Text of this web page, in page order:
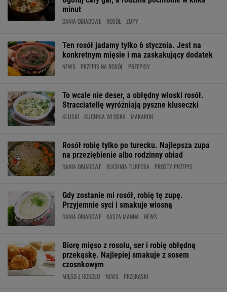
minut
DANIA OBIADOWE ROSÓŁ ZUPY
Ten rosół jadamy tylko 6 stycznia. Jest na
konkretnym mięsie i ma zaskakujący dodatek
NEWS PRZEPIS NA ROSÓŁ PRZEPISY
To wcale nie deser, a obłędny włoski rosół.
Stracciatellę wyróżniają pyszne kluseczki
KLUSKI KUCHNIA WŁOSKA MAKARON
Rosół robię tylko po turecku. Najlepsza zupa
na przeziębienie albo rodzinny obiad
DANIA OBIADOWE KUCHNIA TURECKA PROSTY PRZEPIS
Gdy zostanie mi rosół, robię tę zupę.
Przyjemnie syci i smakuje wiosną
DANIA OBIADOWE KASZA MANNA NEWS
Biorę mięso z rosołu, ser i robię obłędną
przekąskę. Najlepiej smakuje z sosem
czosnkowym
MIĘSO Z ROSOŁU NEWS PRZEKĄSKI